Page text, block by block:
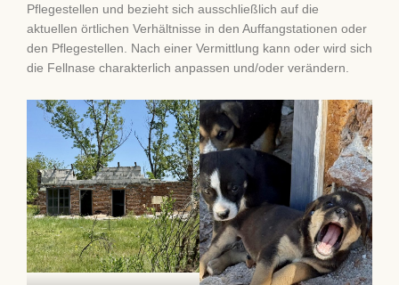
Pflegestellen und bezieht sich ausschließlich auf die
aktuellen örtlichen Verhältnisse in den Auffangstationen oder
den Pflegestellen. Nach einer Vermittlung kann oder wird sich
die Fellnase charakterlich anpassen und/oder verändern.